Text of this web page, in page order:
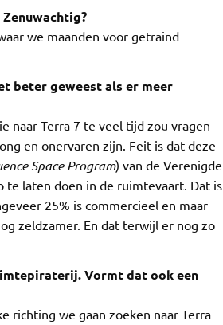
we maanden voor getraind
beter geweest als er meer
naar Terra 7 te veel tijd zou vragen
en onervaren zijn. Feit is dat deze
Space Program) van de Verenigde
laten doen in de ruimtevaart. Dat is
25% is commercieel en maar
zeldzamer. En dat terwijl er nog zo
Vormt dat ook een
richting we gaan zoeken naar Terra